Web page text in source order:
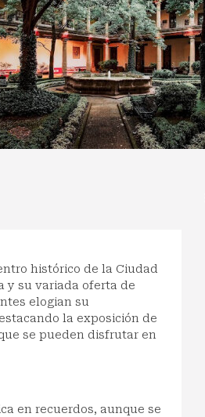
histórico de la Ciudad
y su variada oferta de
elogian su
la exposición de
se pueden disfrutar en
en recuerdos, aunque se